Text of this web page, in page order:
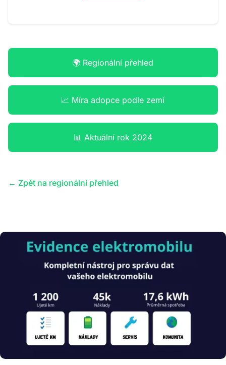
🌍 Regionální přehled
📈 Míra adopce podle zemí
📊 Aktuální rok 2024
← Zpět na regionální přehled
Obrázek